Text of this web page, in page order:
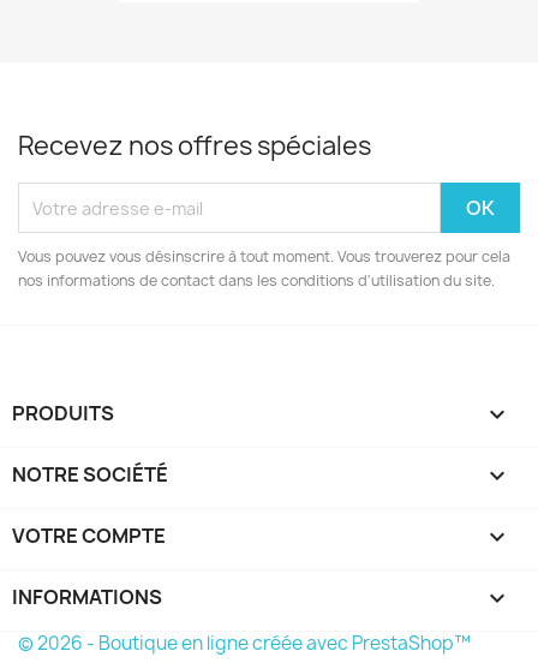
Recevez nos offres spéciales
Vous pouvez vous désinscrire à tout moment. Vous trouverez pour cela
nos informations de contact dans les conditions d'utilisation du site.
PRODUITS 
NOTRE SOCIÉTÉ 
VOTRE COMPTE 
INFORMATIONS keyboard_arrow_down
© 2026 - Boutique en ligne créée avec PrestaShop™